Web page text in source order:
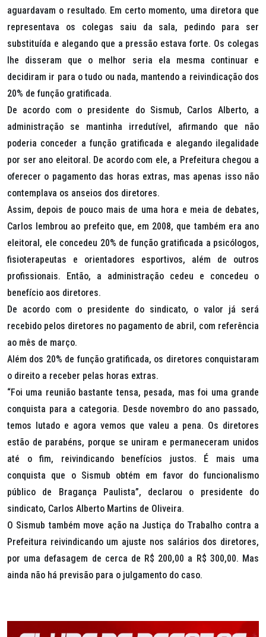
aguardavam o resultado. Em certo momento, uma diretora que
representava os colegas saiu da sala, pedindo para ser
substituída e alegando que a pressão estava forte. Os colegas
lhe disseram que o melhor seria ela mesma continuar e
decidiram ir para o tudo ou nada, mantendo a reivindicação dos
20% de função gratificada.
De acordo com o presidente do Sismub, Carlos Alberto, a
administração se mantinha irredutível, afirmando que não
poderia conceder a função gratificada e alegando ilegalidade
por ser ano eleitoral. De acordo com ele, a Prefeitura chegou a
oferecer o pagamento das horas extras, mas apenas isso não
contemplava os anseios dos diretores.
Assim, depois de pouco mais de uma hora e meia de debates,
Carlos lembrou ao prefeito que, em 2008, que também era ano
eleitoral, ele concedeu 20% de função gratificada a psicólogos,
fisioterapeutas e orientadores esportivos, além de outros
profissionais. Então, a administração cedeu e concedeu o
benefício aos diretores.
De acordo com o presidente do sindicato, o valor já será
recebido pelos diretores no pagamento de abril, com referência
ao mês de março.
Além dos 20% de função gratificada, os diretores conquistaram
o direito a receber pelas horas extras.
“Foi uma reunião bastante tensa, pesada, mas foi uma grande
conquista para a categoria. Desde novembro do ano passado,
temos lutado e agora vemos que valeu a pena. Os diretores
estão de parabéns, porque se uniram e permaneceram unidos
até o fim, reivindicando benefícios justos. É mais uma
conquista que o Sismub obtém em favor do funcionalismo
público de Bragança Paulista”, declarou o presidente do
sindicato, Carlos Alberto Martins de Oliveira.
O Sismub também move ação na Justiça do Trabalho contra a
Prefeitura reivindicando um ajuste nos salários dos diretores,
por uma defasagem de cerca de R$ 200,00 a R$ 300,00. Mas
ainda não há previsão para o julgamento do caso.